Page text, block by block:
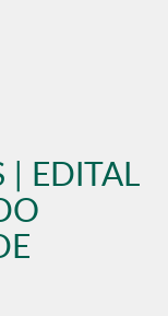
| EDITAL